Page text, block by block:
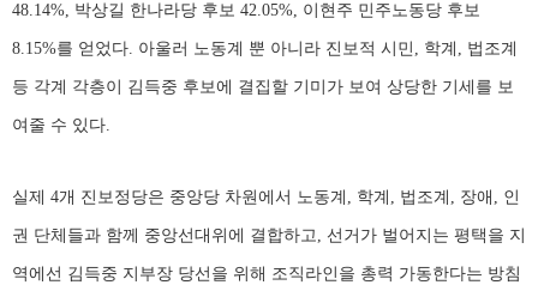
48.14%, 박상길 한나라당 후보 42.05%, 이현주 민주노동당 후보
8.15%를 얻었다. 아울러 노동계 뿐 아니라 진보적 시민, 학계, 법조계
등 각계 각층이 김득중 후보에 결집할 기미가 보여 상당한 기세를 보
여줄 수 있다.
실제 4개 진보정당은 중앙당 차원에서 노동계, 학계, 법조계, 장애, 인
권 단체들과 함께 중앙선대위에 결합하고, 선거가 벌어지는 평택을 지
역에선 김득중 지부장 당선을 위해 조직라인을 총력 가동한다는 방침